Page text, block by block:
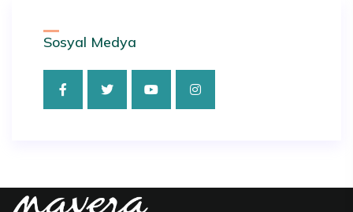
Sosyal Medya